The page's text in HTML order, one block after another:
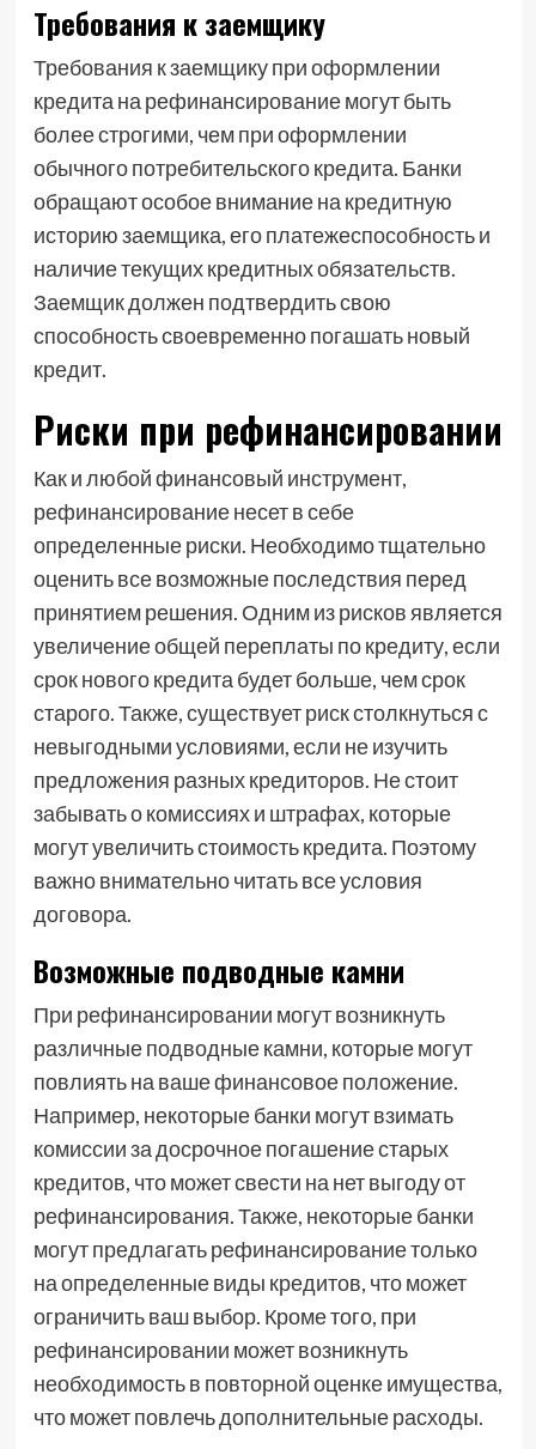
Требования к заемщику
Требования к заемщику при оформлении
кредита на рефинансирование могут быть
более строгими, чем при оформлении
обычного потребительского кредита. Банки
обращают особое внимание на кредитную
историю заемщика, его платежеспособность и
наличие текущих кредитных обязательств.
Заемщик должен подтвердить свою
способность своевременно погашать новый
кредит.
Риски при рефинансировании
Как и любой финансовый инструмент,
рефинансирование несет в себе
определенные риски. Необходимо тщательно
оценить все возможные последствия перед
принятием решения. Одним из рисков является
увеличение общей переплаты по кредиту, если
срок нового кредита будет больше, чем срок
старого. Также, существует риск столкнуться с
невыгодными условиями, если не изучить
предложения разных кредиторов. Не стоит
забывать о комиссиях и штрафах, которые
могут увеличить стоимость кредита. Поэтому
важно внимательно читать все условия
договора.
Возможные подводные камни
При рефинансировании могут возникнуть
различные подводные камни, которые могут
повлиять на ваше финансовое положение.
Например, некоторые банки могут взимать
комиссии за досрочное погашение старых
кредитов, что может свести на нет выгоду от
рефинансирования. Также, некоторые банки
могут предлагать рефинансирование только
на определенные виды кредитов, что может
ограничить ваш выбор. Кроме того, при
рефинансировании может возникнуть
необходимость в повторной оценке имущества,
что может повлечь дополнительные расходы.